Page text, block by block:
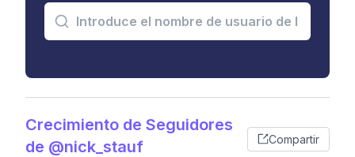
Crecimiento de Seguidores
de @nick_stauf
Compartir